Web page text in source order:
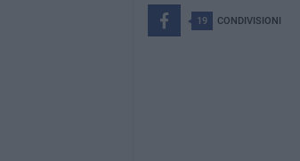
19 CONDIVISIONI